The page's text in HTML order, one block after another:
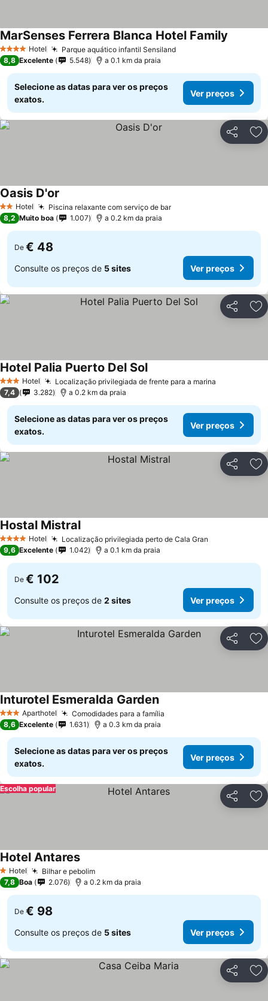
4 EstrelasHotel Parque aquático infantil Sensiland
MarSenses Ferrera Blanca Hotel Family
8,8 Excelente 5.548 a 0.1 km da praia
Selecione as datas para ver os preços
exatos.
Ver preços
Partilhar
2 Estrelas
Hotel Piscina relaxante com serviço de bar
Oasis D'or
8,2 Muito boa 1.007 a 0.2 km da praia
De € 48
Consulte os preços de 5 sites Ver preços
Partilhar
3 EstrelasHotel Localização privilegiada de frente para a marina
Hotel Palia Puerto Del Sol
7,4 3.282 a 0.2 km da praia
Selecione as datas para ver os preços
exatos.
Ver preços
Partilhar
4 EstrelasHotel Localização privilegiada perto de Cala Gran
Hostal Mistral
9,6 Excelente 1.042 a 0.1 km da praia
De € 102
Consulte os preços de 2 sites Ver preços
Partilhar
3 EstrelasAparthotel Comodidades para a família
Inturotel Esmeralda Garden
8,6 Excelente 1.631 a 0.3 km da praia
Selecione as datas para ver os preços
exatos.
Ver preços
Partilhar
Escolha popular
1 Estrelas
Hotel Bilhar e pebolim
Hotel Antares
7,8 Boa 2.076 a 0.2 km da praia
De € 98
Consulte os preços de 5 sites Ver preços
Partilhar